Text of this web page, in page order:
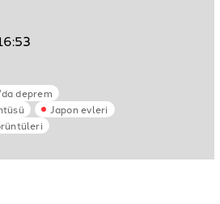
deprem
Japon evleri